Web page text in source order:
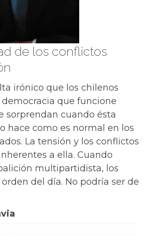
de los conflictos
irónico que los chilenos
que funcione
sorprendan cuando ésta
hace como es normal en los
La tensión y los conflictos
a ella. Cuando
multipartidista, los
del día. No podría ser de